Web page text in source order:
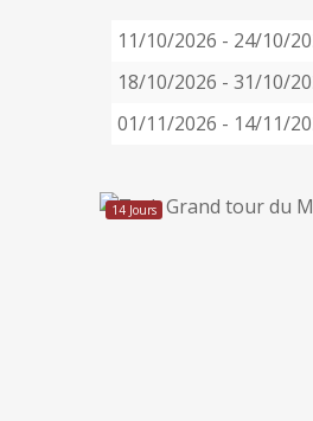
11/10/2026 - 24/10/
18/10/2026 - 31/10/
01/11/2026 - 14/11/
14 Jours